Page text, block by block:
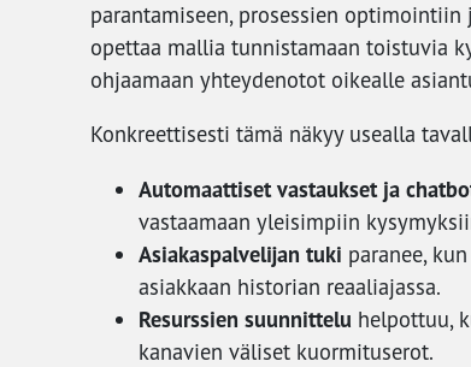
parantamiseen, prosessien
opettaa mallia tunnistamaan toistuvia
ohjaamaan yhteydenotot oikealle
Konkreettisesti tämä näkyy usealla
Automaattiset vastaukset ja
vastaamaan yleisimpiin
Asiakaspalvelijan tuki paranee,
asiakkaan historian reaaliajassa.
Resurssien suunnittelu helpottuu,
kanavien väliset kuormituserot.